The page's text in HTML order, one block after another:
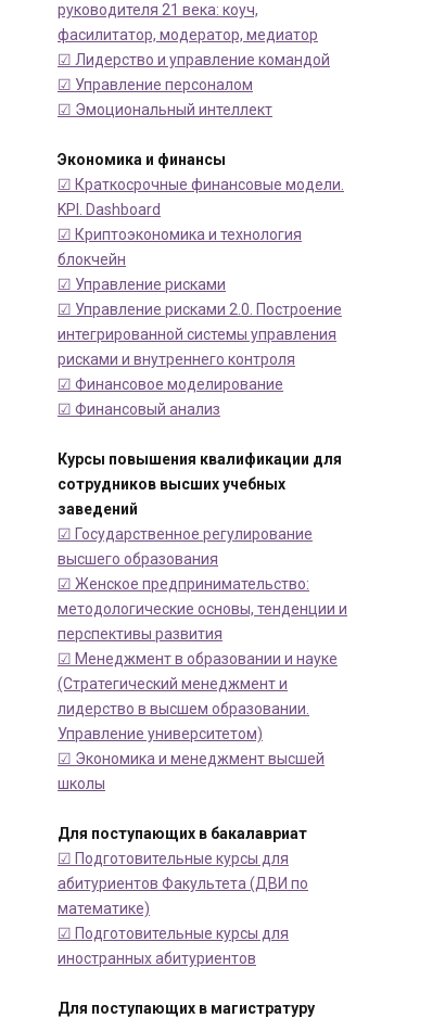
руководителя 21 века: коуч,
фасилитатор, модератор, медиатор
☑ Лидерство и управление командой
☑ Управление персоналом
☑ Эмоциональный интеллект
Экономика и финансы
☑ Краткосрочные финансовые модели.
KPI. Dashboard
☑ Криптоэкономика и технология
блокчейн
☑ Управление рисками
☑ Управление рисками 2.0. Построение
интегрированной системы управления
рисками и внутреннего контроля
☑ Финансовое моделирование
☑ Финансовый анализ
Курсы повышения квалификации для
сотрудников высших учебных
заведений
☑ Государственное регулирование
высшего образования
☑ Женское предпринимательство:
методологические основы, тенденции и
перспективы развития
☑ Менеджмент в образовании и науке
(Стратегический менеджмент и
лидерство в высшем образовании.
Управление университетом)
☑ Экономика и менеджмент высшей
школы
Для поступающих в бакалавриат
☑ Подготовительные курсы для
абитуриентов Факультета (ДВИ по
математике)
☑ Подготовительные курсы для
иностранных абитуриентов
Для поступающих в магистратуру